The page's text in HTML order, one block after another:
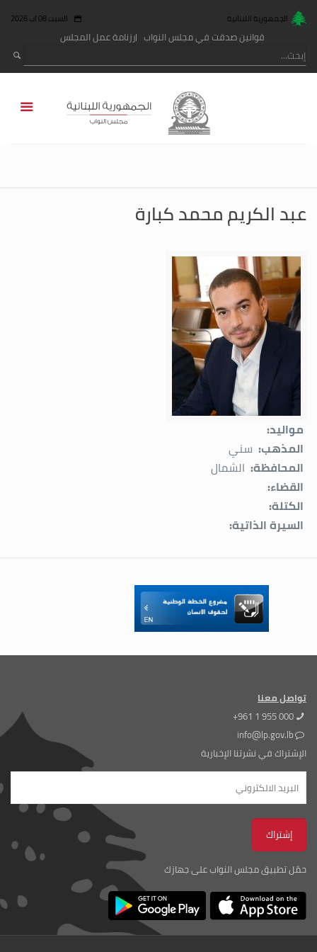
الجمهورية اللبنانية السبت 08 آب 2026
قوانين صدقت في مجلس النواب رزنامة عمل المجلس
عبد الكريم محمد كبارة
مواليد:
المذهب: سني
المحافظة: الشمال
القضاء:
الكتلة:
السيرة الذاتية:
تواصل معنا
+961 1 955 000
info@lp.gov.lb
الإشتراك في نشرتنا الإخبارية
حمّل تطبيق مجلس النواب على جهازك